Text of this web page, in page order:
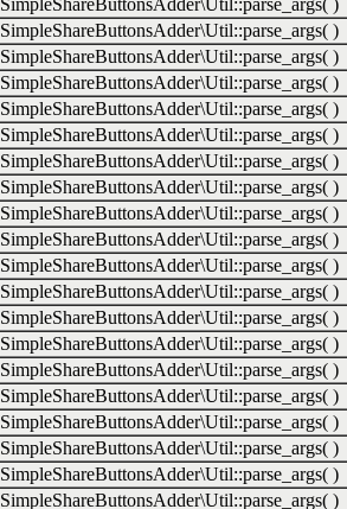
SimpleShareButtonsAdder\Util::parse_args( )
SimpleShareButtonsAdder\Util::parse_args( )
SimpleShareButtonsAdder\Util::parse_args( )
SimpleShareButtonsAdder\Util::parse_args( )
SimpleShareButtonsAdder\Util::parse_args( )
SimpleShareButtonsAdder\Util::parse_args( )
SimpleShareButtonsAdder\Util::parse_args( )
SimpleShareButtonsAdder\Util::parse_args( )
SimpleShareButtonsAdder\Util::parse_args( )
SimpleShareButtonsAdder\Util::parse_args( )
SimpleShareButtonsAdder\Util::parse_args( )
SimpleShareButtonsAdder\Util::parse_args( )
SimpleShareButtonsAdder\Util::parse_args( )
SimpleShareButtonsAdder\Util::parse_args( )
SimpleShareButtonsAdder\Util::parse_args( )
SimpleShareButtonsAdder\Util::parse_args( )
SimpleShareButtonsAdder\Util::parse_args( )
SimpleShareButtonsAdder\Util::parse_args( )
SimpleShareButtonsAdder\Util::parse_args( )
SimpleShareButtonsAdder\Util::parse_args( )